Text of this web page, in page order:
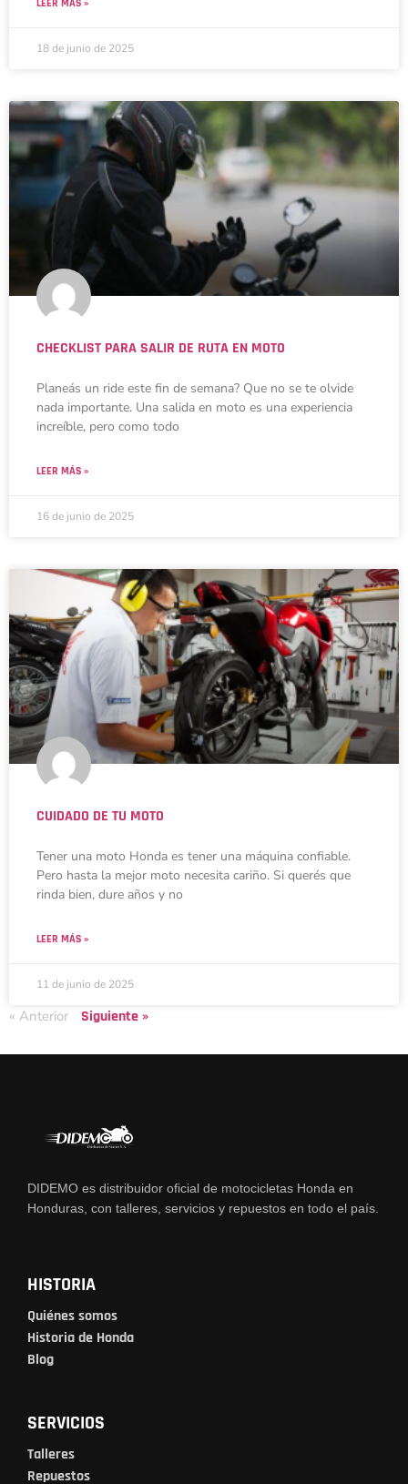
LEER MÁS »
18 de junio de 2025
CHECKLIST PARA SALIR DE RUTA EN MOTO
Planeás un ride este fin de semana? Que no se te olvide
nada importante. Una salida en moto es una experiencia
increíble, pero como todo
LEER MÁS »
16 de junio de 2025
CUIDADO DE TU MOTO
Tener una moto Honda es tener una máquina confiable.
Pero hasta la mejor moto necesita cariño. Si querés que
rinda bien, dure años y no
LEER MÁS »
11 de junio de 2025
« Anterior Siguiente »
DIDEMO es distribuidor oficial de motocicletas Honda en
Honduras, con talleres, servicios y repuestos en todo el país.
HISTORIA
Quiénes somos
Historia de Honda
Blog
SERVICIOS
Talleres
Repuestos